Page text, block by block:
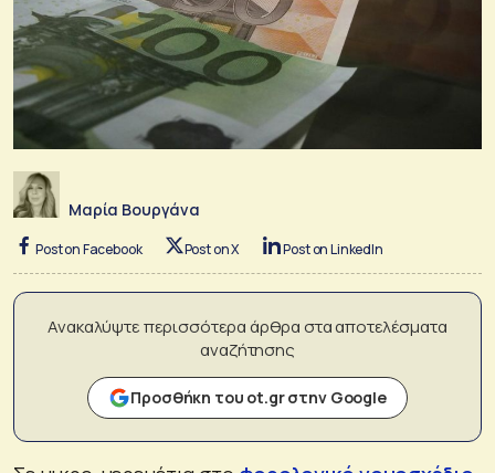
Μαρία Βουργάνα
Post on Facebook Post on X Post on LinkedIn
Ανακαλύψτε περισσότερα άρθρα στα αποτελέσματα
αναζήτησης
Προσθήκη του ot.gr στην Google